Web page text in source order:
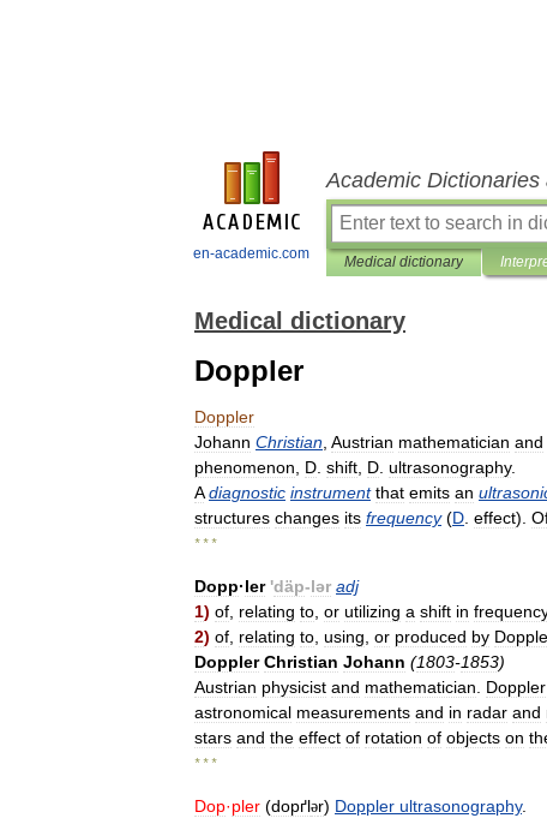
en-academic.com
Academic
Medical dictionary
Medical dictionary
Doppler
Doppler
Johann Christian Austrian mathematician and
phenomenon
D shift D ultrasonography.
A diagnostic instrument that emits an
structures changes its frequency(D effect).
* * *
Dopp·ler 'däp-lər adj
1) of relating to or utilizing a shift in
2) of relating to using or produced by
Doppler Christian Johann (1803-1853)
Austrian physicist and mathematician Doppler
astronomical measurements and in radar and
stars and the effect of rotation of objects on
* * *
Dop·pler (dopґlər) Doppler ultrasonography.